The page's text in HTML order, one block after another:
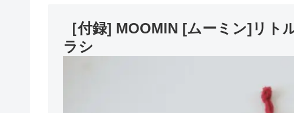
［付録] MOOMIN [ムーミン]リ
ラシ